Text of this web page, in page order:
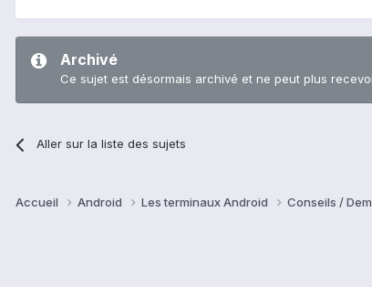
Archivé
Ce sujet est désormais archivé et ne peut plus
Aller sur la liste des sujets
Accueil Android Les terminaux Android Conseils /